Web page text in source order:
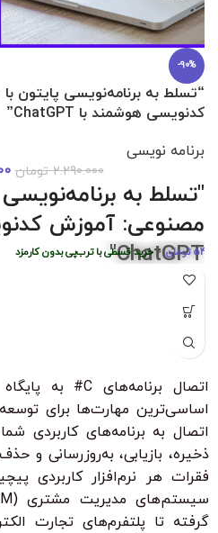
تومان • خرید قسطی با ترب‌پی بدون کارمزد
-90%
“تسلط به برنامه‌نویسی
کدنویسی هوشمند با ChatGPT”
برنامه نویسی
2.290.000 تومان
"تسلط به
مصنوعی: آموزش
ChatGPT"
"با شرکت در این دوره جامع و
برنامه‌نویسی پایتون را از سطح
آموزشی، شما را قادر می‌سازد تا به
سطوح با زیرنویس فارسی حرفه‌ای و
ویژگی‌های کلیدی:
بدون نیاز به تجربه قبلی
زیرنویس فارسی با ترجمه حرفه‌ای
۳۰ ٪ تخفیف ویژه برای دانشجویان و دانش آموزان
خرید قسطی با
هر قسط449.975تومان •
اساسی‌ترین مهارت‌ها برای
اتصال به برنامه‌های کاربردی
ذخیره، بازیابی، به‌روزرسانی و
فقرات هر نرم‌افزار کاربردی
گرفته تا پلتفرم‌های تجارت